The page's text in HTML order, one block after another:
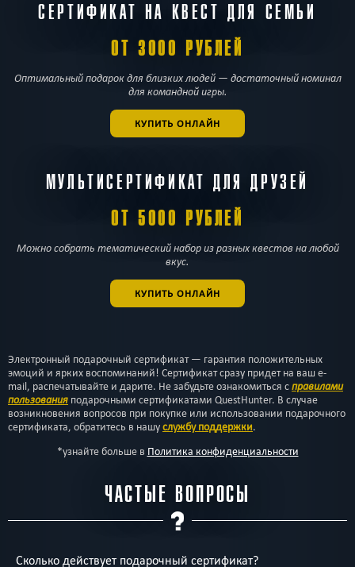
СЕРТИФИКАТ НА КВЕСТ ДЛЯ СЕМЬИ
ОТ 3000 РУБЛЕЙ
Оптимальный подарок для близких людей — достаточный номинал
для командной игры.
КУПИТЬ ОНЛАЙН
МУЛЬТИСЕРТИФИКАТ ДЛЯ ДРУЗЕЙ
ОТ 5000 РУБЛЕЙ
Можно собрать тематический набор из разных квестов на любой
вкус.
КУПИТЬ ОНЛАЙН
Электронный подарочный сертификат — гарантия положительных
эмоций и ярких воспоминаний! Сертификат сразу придет на ваш e-
mail, распечатывайте и дарите. Не забудьте ознакомиться справилами
пользования подарочными сертификатами QuestHunter. В случае
возникновения вопросов при покупке или использовании подарочного
сертификата, обратитесь в нашуслужбу поддержки.
*узнайте больше в Политика конфиденциальности
ЧАСТЫЕ ВОПРОСЫ
Сколько действует подарочный сертификат?